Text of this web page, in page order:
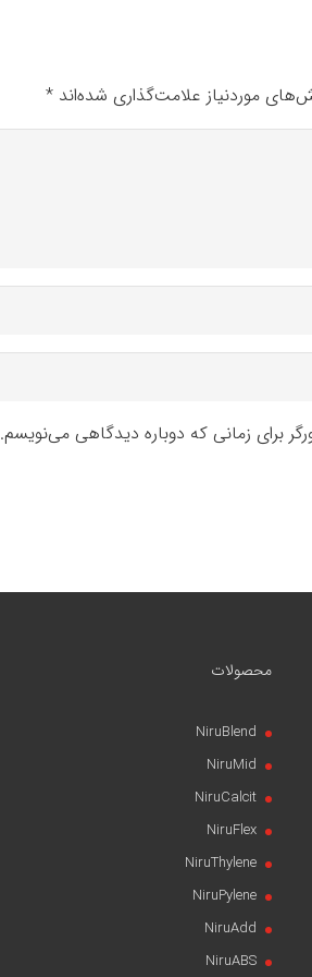
موردنیاز علامت‌گذاری شده‌اند *
برای زمانی که دوباره دیدگاهی می‌نویسم.
محصولات
NiruBlend
NiruMid
NiruCalcit
NiruFlex
NiruThylene
NiruPylene
NiruAdd
NiruABS